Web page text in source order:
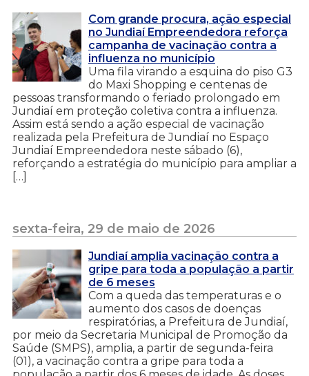
Com grande procura, ação especial
no Jundiaí Empreendedora reforça
campanha de vacinação contra a
influenza no município
Uma fila virando a esquina do piso G3
do Maxi Shopping e centenas de
pessoas transformando o feriado prolongado em
Jundiaí em proteção coletiva contra a influenza.
Assim está sendo a ação especial de vacinação
realizada pela Prefeitura de Jundiaí no Espaço
Jundiaí Empreendedora neste sábado (6),
reforçando a estratégia do município para ampliar a
[…]
sexta-feira, 29 de maio de 2026
Jundiaí amplia vacinação contra a
gripe para toda a população a partir
de 6 meses
Com a queda das temperaturas e o
aumento dos casos de doenças
respiratórias, a Prefeitura de Jundiaí,
por meio da Secretaria Municipal de Promoção da
Saúde (SMPS), amplia, a partir de segunda-feira
(01), a vacinação contra a gripe para toda a